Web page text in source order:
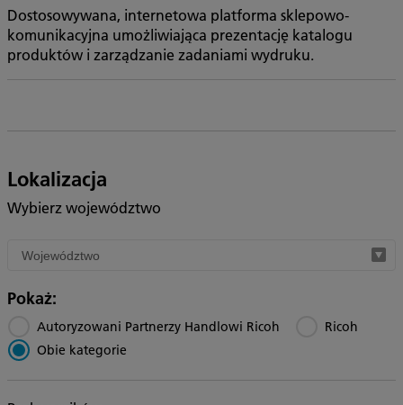
Dostosowywana, internetowa platforma sklepowo-
komunikacyjna umożliwiająca prezentację katalogu
produktów i zarządzanie zadaniami wydruku.
Lokalizacja
Wybierz województwo
Filter
region
Pokaż:
Autoryzowani Partnerzy Handlowi Ricoh
Ricoh
Obie kategorie